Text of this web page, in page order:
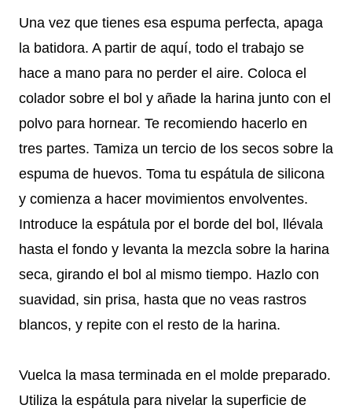
Una vez que tienes esa espuma perfecta, apaga
la batidora. A partir de aquí, todo el trabajo se
hace a mano para no perder el aire. Coloca el
colador sobre el bol y añade la harina junto con el
polvo para hornear. Te recomiendo hacerlo en
tres partes. Tamiza un tercio de los secos sobre la
espuma de huevos. Toma tu espátula de silicona
y comienza a hacer movimientos envolventes.
Introduce la espátula por el borde del bol, llévala
hasta el fondo y levanta la mezcla sobre la harina
seca, girando el bol al mismo tiempo. Hazlo con
suavidad, sin prisa, hasta que no veas rastros
blancos, y repite con el resto de la harina.
Vuelca la masa terminada en el molde preparado.
Utiliza la espátula para nivelar la superficie de